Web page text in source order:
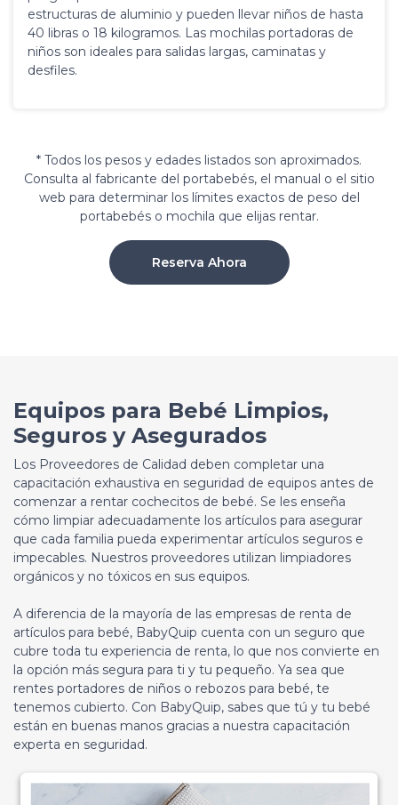
estructuras de aluminio y pueden llevar niños de hasta
40 libras o 18 kilogramos. Las mochilas portadoras de
niños son ideales para salidas largas, caminatas y
desfiles.
* Todos los pesos y edades listados son aproximados.
Consulta al fabricante del portabebés, el manual o el sitio
web para determinar los límites exactos de peso del
portabebés o mochila que elijas rentar.
Reserva Ahora
Equipos para Bebé Limpios,
Seguros y Asegurados
Los Proveedores de Calidad deben completar una
capacitación exhaustiva en seguridad de equipos antes de
comenzar a rentar cochecitos de bebé. Se les enseña
cómo limpiar adecuadamente los artículos para asegurar
que cada familia pueda experimentar artículos seguros e
impecables. Nuestros proveedores utilizan limpiadores
orgánicos y no tóxicos en sus equipos.
A diferencia de la mayoría de las empresas de renta de
artículos para bebé, BabyQuip cuenta con un seguro que
cubre toda tu experiencia de renta, lo que nos convierte en
la opción más segura para ti y tu pequeño. Ya sea que
rentes portadores de niños o rebozos para bebé, te
tenemos cubierto. Con BabyQuip, sabes que tú y tu bebé
están en buenas manos gracias a nuestra capacitación
experta en seguridad.